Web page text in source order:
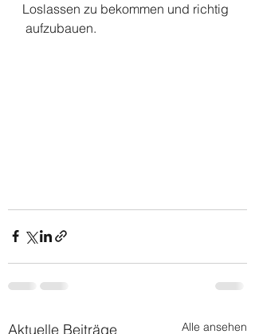
Loslassen zu bekommen und richtig
aufzubauen.
Aktuelle Beiträge Alle ansehen